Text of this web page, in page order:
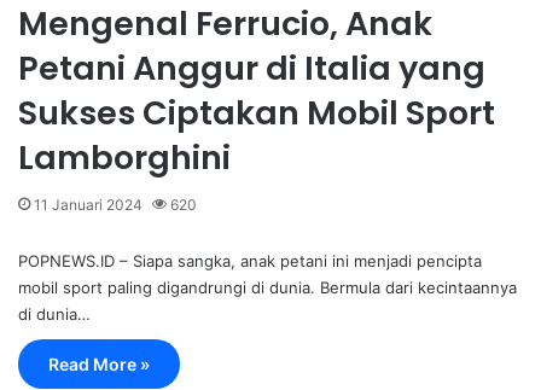
Mengenal Ferrucio, Anak
Petani Anggur di Italia yang
Sukses Ciptakan Mobil Sport
Lamborghini
11 Januari 2024 620
POPNEWS.ID – Siapa sangka, anak petani ini menjadi pencipta
mobil sport paling digandrungi di dunia. Bermula dari kecintaannya
di dunia…
Read More »